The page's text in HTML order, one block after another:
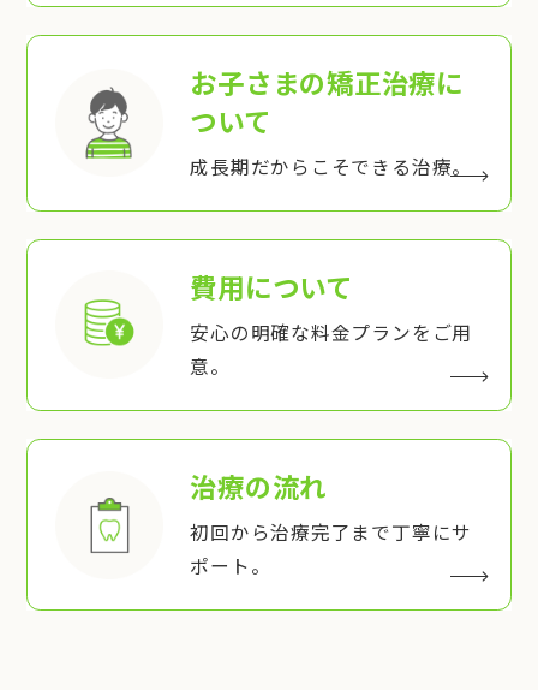
お子さまの矯正治療に
ついて
成長期だからこそできる治療。
費用について
安心の明確な料金プランをご用
意。
治療の流れ
初回から治療完了まで丁寧にサ
ポート。